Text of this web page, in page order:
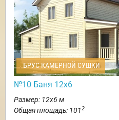
БРУС КАМЕРНОЙ СУШКИ
№10 Баня 12х6
Размер: 12х6 м
Общая площадь: 1012